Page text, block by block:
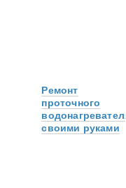
Ремонт
проточного
водонагревателя
своими руками